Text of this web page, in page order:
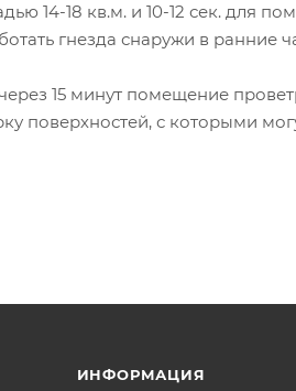
14-18 кв.м. и 10-12 сек. для
гнезда снаружи в ранние
15 минут помещение
поверхностей, с которыми
ИНФОРМАЦИЯ